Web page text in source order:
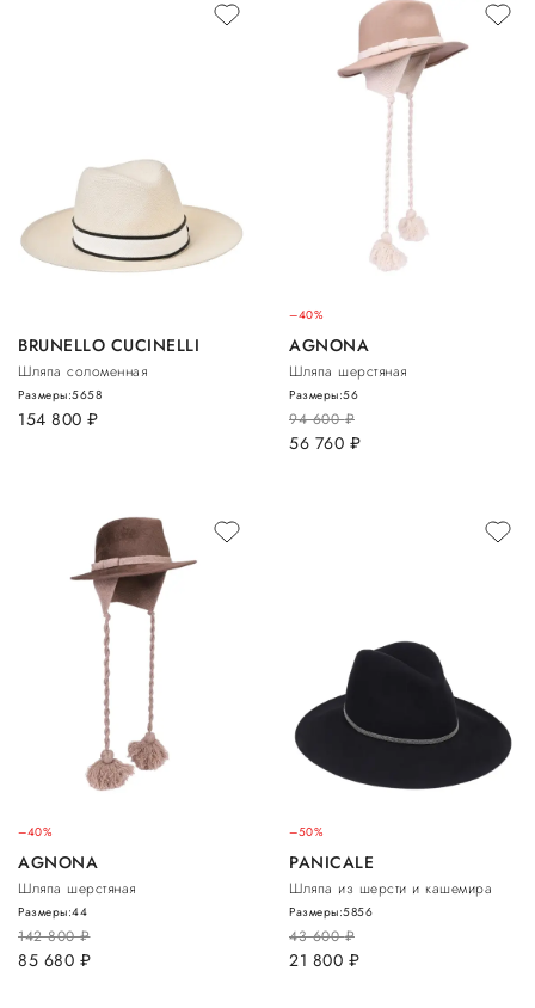
BRUNELLO CUCINELLI
Шляпа соломенная
154 800 руб.
Размеры:5658
–40%
AGNONA
Шляпа шерстяная
94 600руб.
56 760 руб.
Размеры:56
–40%
AGNONA
Шляпа шерстяная
142 800руб.
85 680 руб.
Размеры:44
–50%
PANICALE
Шляпа из шерсти и кашемира
43 600руб.
21 800 руб.
Размеры:5856